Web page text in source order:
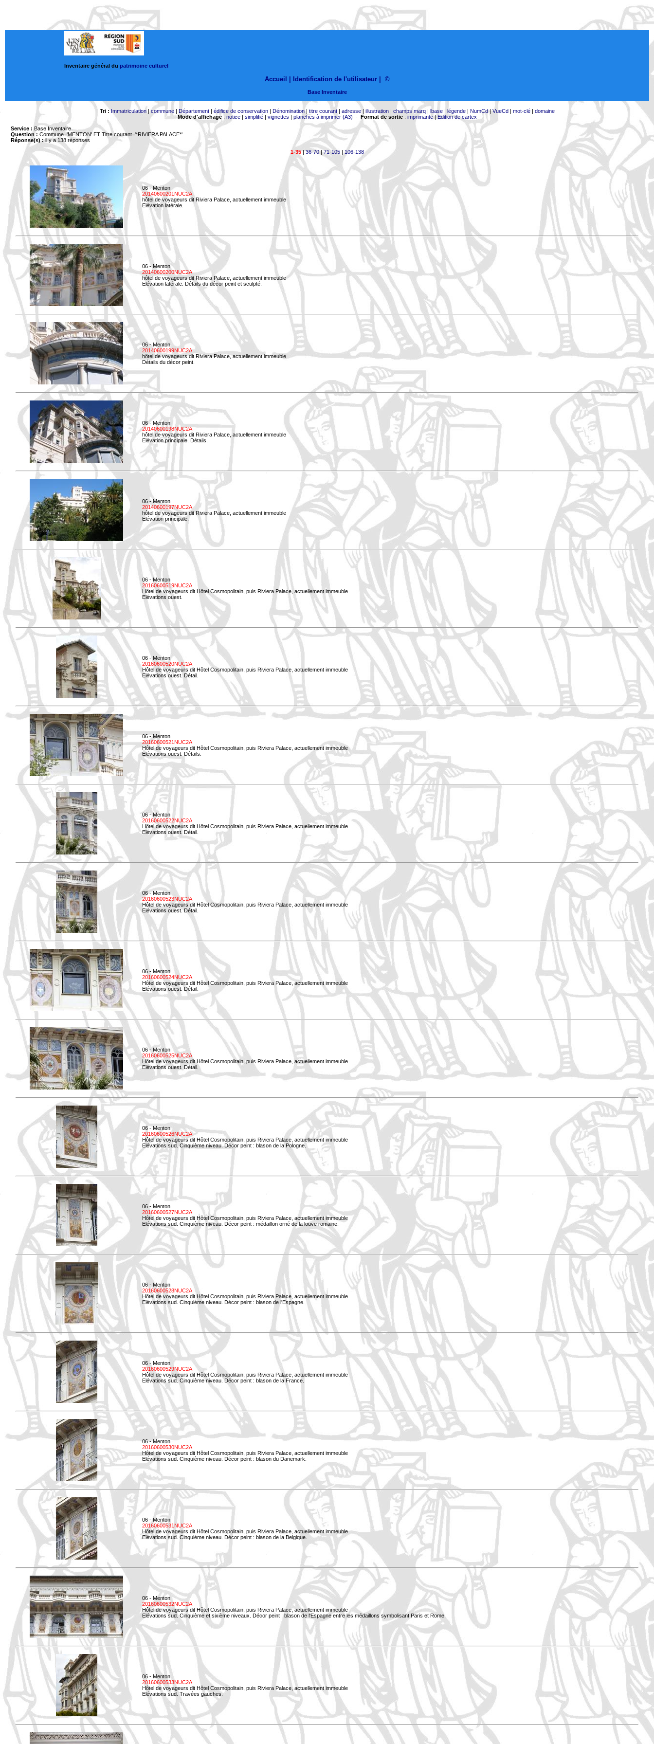
Inventaire général du patrimoine culturel
Accueil | Identification de l'utilisateur ©
Base Inventaire
Tri : Immatriculation|commune| Département| édifice de conservation| Dénomination| titre courant| adresse| illustration| champs marq| lbase| légende| NumCd|VueCd| mot-clé| domaine
Mode d'affichage: notice| simplifié| vignettes | planches à imprimer (A3) - Format de sortie: imprimante|Edition de cartex
Service : Base Inventaire
Question : Commune='MENTON' ET Titre courant='*RIVIERA PALACE*'
Réponse(s) :il y a 138 réponses
1-35|36-70|71-105| 106-138
06 - Menton
20140600201NUC2A
hôtel de voyageurs dit Riviera Palace, actuellement immeuble
Elévation latérale.
06 - Menton
20140600200NUC2A
hôtel de voyageurs dit Riviera Palace, actuellement immeuble
Elévation latérale. Détails du décor peint et sculpté.
06 - Menton
20140600199NUC2A
hôtel de voyageurs dit Riviera Palace, actuellement immeuble
Détails du décor peint.
06 - Menton
20140600198NUC2A
hôtel de voyageurs dit Riviera Palace, actuellement immeuble
Elévation principale. Détails.
06 - Menton
20140600197NUC2A
hôtel de voyageurs dit Riviera Palace, actuellement immeuble
Elévation principale.
06 - Menton
20160600519NUC2A
Hôtel de voyageurs dit Hôtel Cosmopolitain, puis Riviera Palace, actuellement immeuble
Elévations ouest.
06 - Menton
20160600520NUC2A
Hôtel de voyageurs dit Hôtel Cosmopolitain, puis Riviera Palace, actuellement immeuble
Elévations ouest. Détail.
06 - Menton
20160600521NUC2A
Hôtel de voyageurs dit Hôtel Cosmopolitain, puis Riviera Palace, actuellement immeuble
Elévations ouest. Détails.
06 - Menton
20160600522NUC2A
Hôtel de voyageurs dit Hôtel Cosmopolitain, puis Riviera Palace, actuellement immeuble
Elévations ouest. Détail.
06 - Menton
20160600523NUC2A
Hôtel de voyageurs dit Hôtel Cosmopolitain, puis Riviera Palace, actuellement immeuble
Elévations ouest. Détail.
06 - Menton
20160600524NUC2A
Hôtel de voyageurs dit Hôtel Cosmopolitain, puis Riviera Palace, actuellement immeuble
Elévations ouest. Détail.
06 - Menton
20160600525NUC2A
Hôtel de voyageurs dit Hôtel Cosmopolitain, puis Riviera Palace, actuellement immeuble
Elévations ouest. Détail.
06 - Menton
20160600526NUC2A
Hôtel de voyageurs dit Hôtel Cosmopolitain, puis Riviera Palace, actuellement immeuble
Elévations sud. Cinquième niveau. Décor peint : blason de la Pologne.
06 - Menton
20160600527NUC2A
Hôtel de voyageurs dit Hôtel Cosmopolitain, puis Riviera Palace, actuellement immeuble
Elévations sud. Cinquième niveau. Décor peint : médaillon orné de la louve romaine.
06 - Menton
20160600528NUC2A
Hôtel de voyageurs dit Hôtel Cosmopolitain, puis Riviera Palace, actuellement immeuble
Elévations sud. Cinquième niveau. Décor peint : blason de l'Espagne.
06 - Menton
20160600529NUC2A
Hôtel de voyageurs dit Hôtel Cosmopolitain, puis Riviera Palace, actuellement immeuble
Elévations sud. Cinquième niveau. Décor peint : blason de la France.
06 - Menton
20160600530NUC2A
Hôtel de voyageurs dit Hôtel Cosmopolitain, puis Riviera Palace, actuellement immeuble
Elévations sud. Cinquième niveau. Décor peint : blason du Danemark.
06 - Menton
20160600531NUC2A
Hôtel de voyageurs dit Hôtel Cosmopolitain, puis Riviera Palace, actuellement immeuble
Elévations sud. Cinquième niveau. Décor peint : blason de la Belgique.
06 - Menton
20160600532NUC2A
Hôtel de voyageurs dit Hôtel Cosmopolitain, puis Riviera Palace, actuellement immeuble
Elévations sud. Cinquième et sixième niveaux. Décor peint : blason de l'Espagne entre les médaillons symbolisant Paris et Rome.
06 - Menton
20160600533NUC2A
Hôtel de voyageurs dit Hôtel Cosmopolitain, puis Riviera Palace, actuellement immeuble
Elévations sud. Travées gauches.